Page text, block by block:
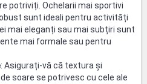
potriviți. Ochelarii mai sportivi
sunt ideali pentru activități
mai eleganți sau mai subțiri sunt
mai formale sau pentru
: Asigurați-vă că textura și
soare se potrivesc cu cele ale